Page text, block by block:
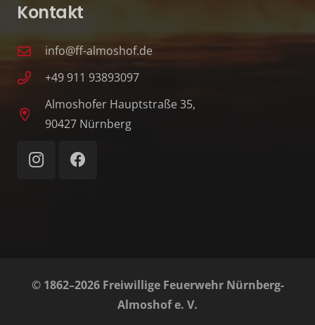
Kontakt
info@ff-almoshof.de
+49 911 93893097
Almoshofer Hauptstraße 35,
90427 Nürnberg
© 1862–2026 Freiwillige Feuerwehr Nürnberg-
Almoshof e. V.